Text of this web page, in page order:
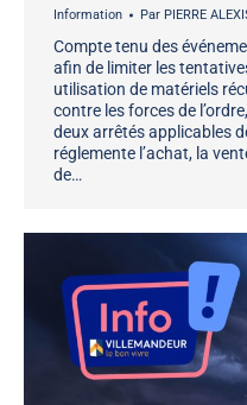
Information Par PIERRE
Compte tenu des
afin de limiter les
utilisation de matériels
contre les forces de
deux arrêtés applicables
réglemente l’achat, la
de…